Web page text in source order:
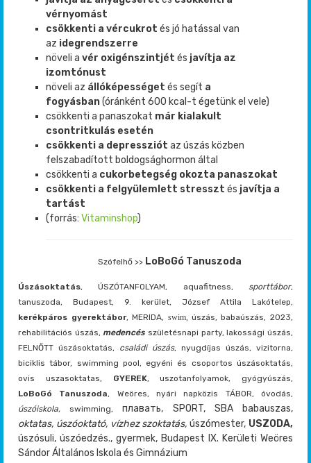
vérnyomást
csökkenti a vércukrot és jó hatással van
az idegrendszerre
növeli avér oxigénszintjét és javítja az
izomtónust
növeli az állóképességet és segít a
fogyásban(óránként 600 kcal-t égetünk el vele)
csökkenti a panaszokat már kialakult
csontritkulás esetén
csökkenti a depressziót az úszás közben
felszabadított boldogsághormon által
csökkenti a cukorbetegség okozta panaszokat
csökkenti a felgyülemlett stresszt és javítja a
tartást
(forrás:Vitaminshop)
Szófelhő >> LoBoGó Tanuszoda
Úszásoktatás, ÚSZÓTANFOLYAM, aquafitness, sporttábor,
tanuszoda, Budapest, 9. kerület, József Attila Lakótelep,
kerékpáros gyerektábor, MERIDA, swim, úszás, babaúszás, 2023,
rehabilitációs úszás, medencés születésnapi party, lakossági úszás,
FELNŐTT úszásoktatás, családi úszás, nyugdíjas úszás, vizitorna,
biciklis tábor, swimming pool, egyéni és csoportos úszásoktatás,
ovis uszasoktatas,
GYEREK, uszotanfolyamok, gyógyúszás,
LoBoGó Tanuszoda, Weöres, nyári napközis TÁBOR, óvodás,
úszóiskola,swimming,плавать, SPORT, SBA babauszas,
oktatas, úszóoktató, vízhez szoktatás,úszómester, USZODA,
úszósuli, úszóedzés., gyermek, Budapest IX. Kerületi Weöres
Sándor Általános Iskola és Gimnázium